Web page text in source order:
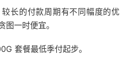
长的付款周期有不同幅度的优
图一时便宜。
套餐最低季付起步。